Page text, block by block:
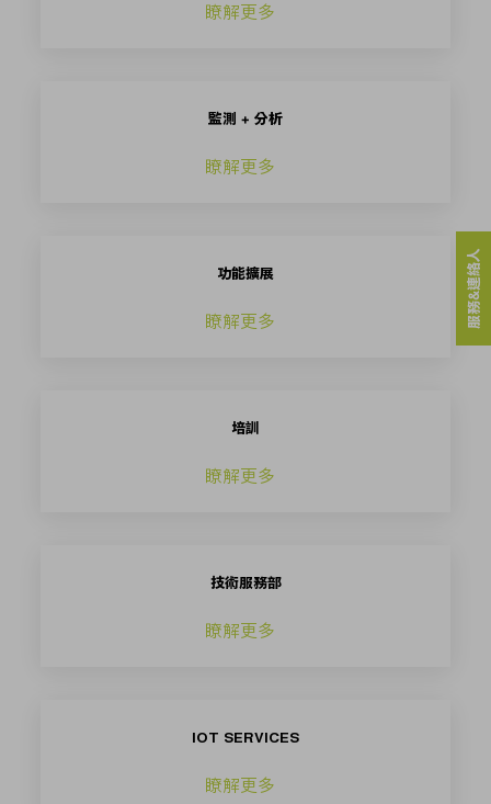
瞭解更多
監測 + 分析
瞭解更多
功能擴展
瞭解更多
培訓
瞭解更多
技術服務部
瞭解更多
IOT SERVICES
瞭解更多
服務&連絡人